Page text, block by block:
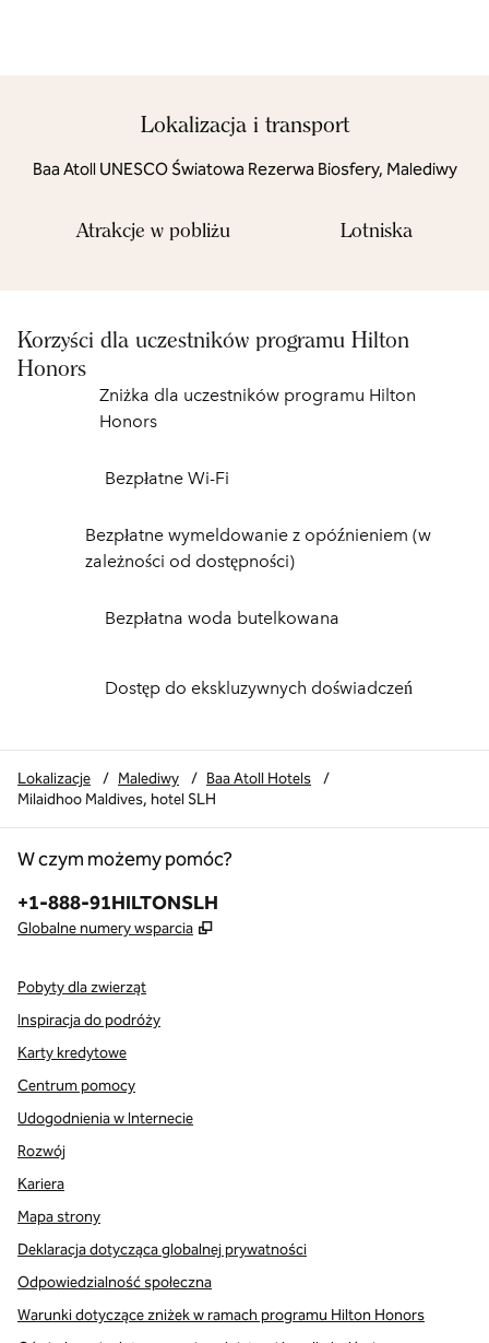
Lokalizacja i transport
Baa Atoll UNESCO Światowa Rezerwa Biosfery, Malediwy
Atrakcje w pobliżu Lotniska
Korzyści dla uczestników programu Hilton
Honors
Zniżka dla uczestników programu Hilton
Honors
Bezpłatne Wi-Fi
Bezpłatne wymeldowanie z opóźnieniem (w
zależności od dostępności)
Bezpłatna woda butelkowana
Dostęp do ekskluzywnych doświadczeń
Lokalizacje / Malediwy / Baa Atoll Hotels
/
Milaidhoo Maldives, hotel SLH
W czym możemy pomóc?
Telefon:
+1-888-91HILTONSLH
Globalne numery wsparcia ,
Pobyty dla zwierząt
Inspiracja do podróży
Karty kredytowe
Centrum pomocy
Udogodnienia w Internecie
Rozwój
Kariera
Mapa strony
Deklaracja dotycząca globalnej prywatności
Odpowiedzialność społeczna
Warunki dotyczące zniżek w ramach programu Hilton Honors